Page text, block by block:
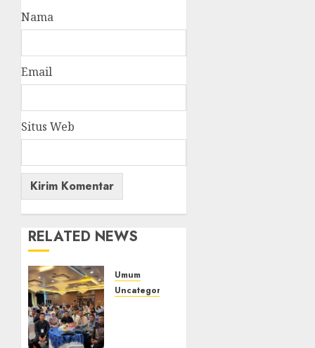
Nama
Email
Situs Web
RELATED NEWS
Umum
Uncategorized